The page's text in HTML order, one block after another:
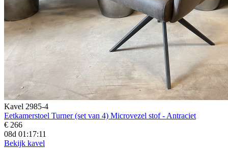
Kavel 2985-4
Eetkamerstoel Turner (set van 4) Microvezel stof - Antraciet
€ 266
08d 01:17:09
Bekijk kavel